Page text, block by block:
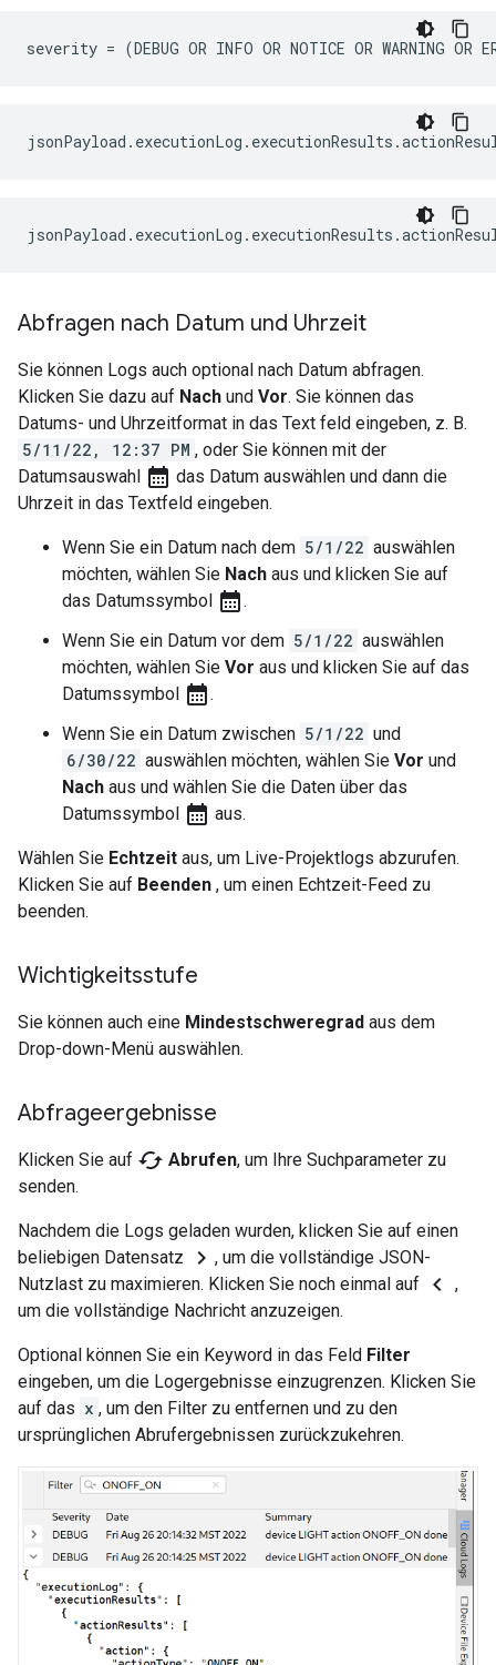
Abfragen nach Datum und Uhrzeit
Sie können Logs auch optional nach Datum abfragen.
Klicken Sie dazu auf Nach und Vor. Sie können das
Datums- und Uhrzeitformat in das Text feld eingeben, z. B.
5/11/22, 12:37 PM , oder Sie können mit der
Datumsauswahl calendar_month das Datum auswählen und dann die
Uhrzeit in das Textfeld eingeben.
Wenn Sie ein Datum nach dem 5/1/22 auswählen
möchten, wählen Sie Nach aus und klicken Sie auf
das Datumssymbol calendar_month .
Wenn Sie ein Datum vor dem 5/1/22 auswählen
möchten, wählen Sie Vor aus und klicken Sie auf das
Datumssymbol calendar_month .
Wenn Sie ein Datum zwischen 5/1/22 und
6/30/22 auswählen möchten, wählen Sie Vor und
Nach aus und wählen Sie die Daten über das
Datumssymbol calendar_month aus.
Wählen Sie Echtzeit aus, um Live-Projektlogs abzurufen.
Klicken Sie auf Beenden , um einen Echtzeit-Feed zu
beenden.
Wichtigkeitsstufe
Sie können auch eine Mindestschweregrad aus dem
Drop-down-Menü auswählen.
Abfrageergebnisse
Klicken Sie auf cached Abrufen, um Ihre Suchparameter zu
senden.
Nachdem die Logs geladen wurden, klicken Sie auf einen
beliebigen Datensatz
chevron_right , um die vollständige JSON-
Nutzlast zu maximieren. Klicken Sie noch einmal auf
chevron_left
,
um die vollständige Nachricht anzuzeigen.
Optional können Sie ein Keyword in das Feld Filter
eingeben, um die Logergebnisse einzugrenzen. Klicken Sie
auf das x , um den Filter zu entfernen und zu den
ursprünglichen Abrufergebnissen zurückzukehren.